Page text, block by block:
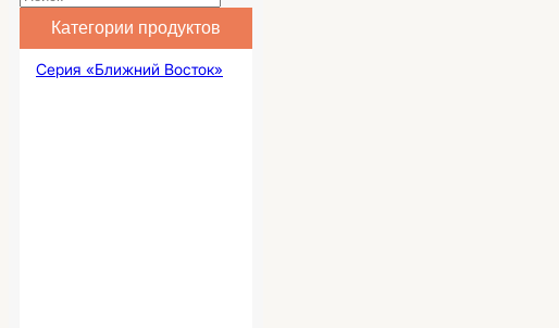
Категории продуктов
Серия «Ближний Восток»